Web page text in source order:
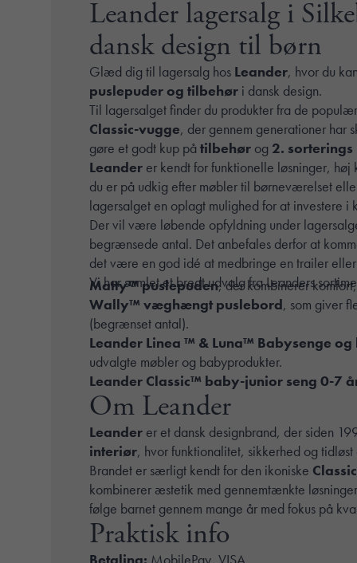
Leander lagersalg i
dansk design til børn
Glæd dig til lagersalg hos Leander, hvor du
puslepuder og tilbehør i dansk design.
Til lagersalget finder du produkter fra de
Classic-vugge, der gennem generationer har
gøre et godt kup på tilbehør og 2.
Leander er kendt for funktionelle løsninger,
du er på udkig efter møbler til børneværelset
lagersalget en oplagt mulighed for at investere
Der vil være løbende opfyldning under
begrænsede antal. Det anbefales derfor at
det være en god idé at medbringe en trailer
Vi har samlet et bredt udvalg fra Leanders
Matty™ puslepuden, der kombinerer
Wally™ væghængt puslebord, som giver
(begrænset antal).
Leander Linea ™ & Luna™ Babysenge
udvalgte møbler og babyprodukter.
Leander Classic™ baby-junior seng 0-7
Om Leander
Leander er et dansk designbrand, der siden
interiør, hvor funktionalitet, sikkerhed og
Brandet er særligt kendt for den ikoniske
kombinerer æstetik med gennemtænkte
følge barnet gennem mange år med fokus på
Praktisk info